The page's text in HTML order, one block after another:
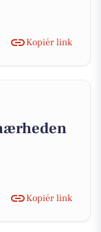
Kopiér link
Kopiér link